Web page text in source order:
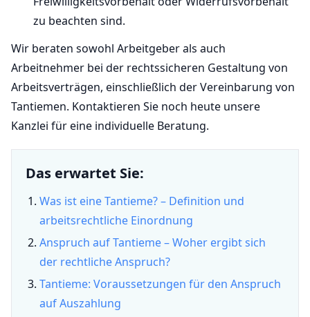
zu beachten sind.
Wir beraten sowohl Arbeitgeber als auch
Arbeitnehmer bei der rechtssicheren Gestaltung von
Arbeitsverträgen, einschließlich der Vereinbarung von
Tantiemen. Kontaktieren Sie noch heute unsere
Kanzlei für eine individuelle Beratung.
Das erwartet Sie:
Was ist eine Tantieme? – Definition und
arbeitsrechtliche Einordnung
Anspruch auf Tantieme – Woher ergibt sich
der rechtliche Anspruch?
Tantieme: Voraussetzungen für den Anspruch
auf Auszahlung